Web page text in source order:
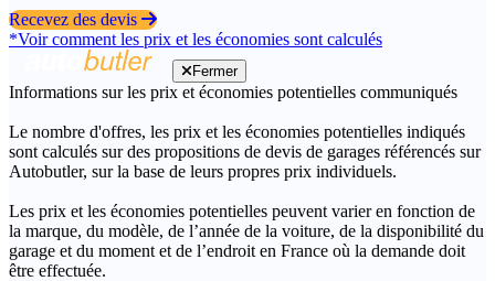
Recevez des devis
*Voir comment les prix et les économies sont calculés
Fermer
Informations sur les prix et économies potentielles communiqués
Le nombre d'offres, les prix et les économies potentielles indiqués
sont calculés sur des propositions de devis de garages référencés sur
Autobutler, sur la base de leurs propres prix individuels.
Les prix et les économies potentielles peuvent varier en fonction de
la marque, du modèle, de l’année de la voiture, de la disponibilité du
garage et du moment et de l’endroit en France où la demande doit
être effectuée.